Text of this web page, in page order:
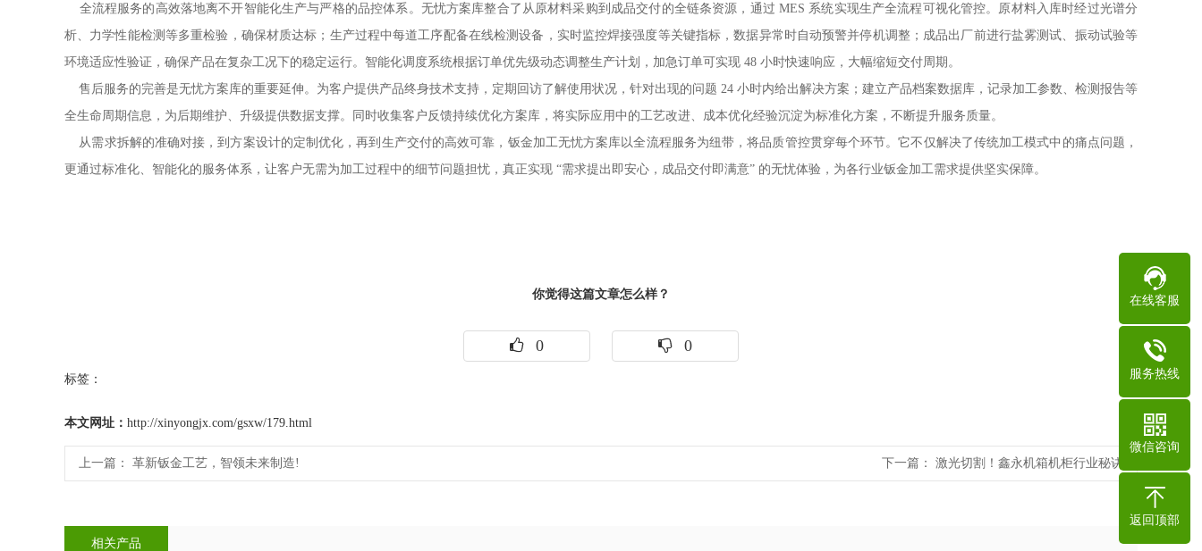
全流程服务的高效落地离不开智能化生产与严格的品控体系。无忧方案库整合了从原材料采购到成品交付的全链条资源，通过 MES 系统实现生产全流程可视化管控。原材料入库时经过光谱分
析、力学性能检测等多重检验，确保材质达标；生产过程中每道工序配备在线检测设备，实时监控焊接强度等关键指标，数据异常时自动预警并停机调整；成品出厂前进行盐雾测试、振动试验等
环境适应性验证，确保产品在复杂工况下的稳定运行。智能化调度系统根据订单优先级动态调整生产计划，加急订单可实现 48 小时快速响应，大幅缩短交付周期。
售后服务的完善是无忧方案库的重要延伸。为客户提供产品终身技术支持，定期回访了解使用状况，针对出现的问题 24 小时内给出解决方案；建立产品档案数据库，记录加工参数、检测报告等
全生命周期信息，为后期维护、升级提供数据支撑。同时收集客户反馈持续优化方案库，将实际应用中的工艺改进、成本优化经验沉淀为标准化方案，不断提升服务质量。
从需求拆解的准确对接，到方案设计的定制优化，再到生产交付的高效可靠，钣金加工无忧方案库以全流程服务为纽带，将品质管控贯穿每个环节。它不仅解决了传统加工模式中的痛点问题，
更通过标准化、智能化的服务体系，让客户无需为加工过程中的细节问题担忧，真正实现 “需求提出即安心，成品交付即满意” 的无忧体验，为各行业钣金加工需求提供坚实保障。
你觉得这篇文章怎么样？
0 0
标签：
本文网址： http://xinyongjx.com/gsxw/179.html
上一篇： 革新钣金工艺，智领未来制造! 下一篇： 激光切割！鑫永机箱机柜行业秘诀
相关产品
在线客服
服务热线
微信咨询
返回顶部